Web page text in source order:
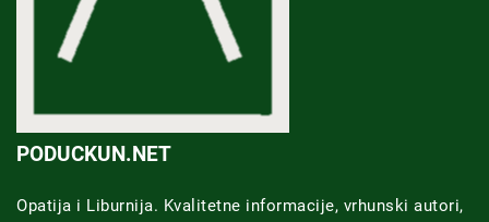
PODUCKUN.NET
Opatija i Liburnija. Kvalitetne informacije, vrhunski autori,